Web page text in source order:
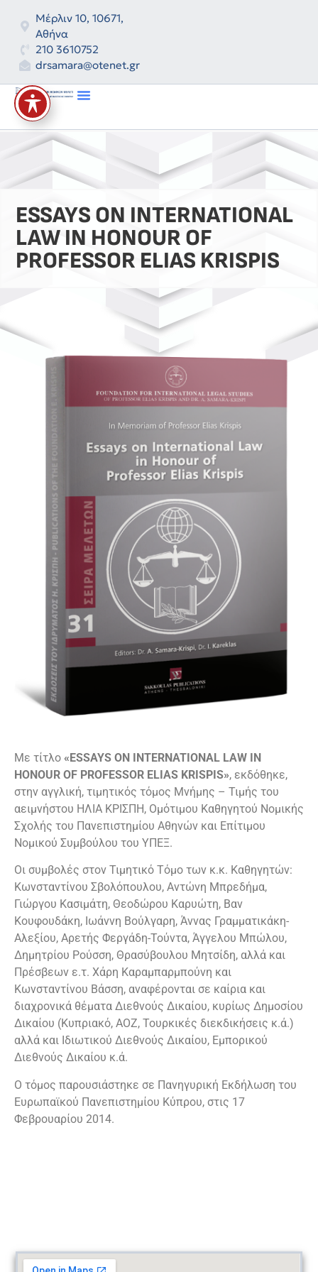
Μέρλιν 10, 10671,
Αθήνα
210 3610752
drsamara@otenet.gr
ESSAYS ON INTERNATIONAL
LAW IN HONOUR OF
PROFESSOR ELIAS KRISPIS
Με τίτλο «ESSAYS ON INTERNATIONAL LAW IN
HONOUR OF PROFESSOR ELIAS KRISPIS», εκδόθηκε,
στην αγγλική, τιμητικός τόμος Μνήμης – Τιμής του
αειμνήστου ΗΛΙΑ ΚΡΙΣΠΗ, Ομότιμου Καθηγητού Νομικής
Σχολής του Πανεπιστημίου Αθηνών και Επίτιμου
Νομικού Συμβούλου του ΥΠΕΞ.
Οι συμβολές στον Τιμητικό Τόμο των κ.κ. Καθηγητών:
Κωνσταντίνου Σβολόπουλου, Αντώνη Μπρεδήμα,
Γιώργου Κασιμάτη, Θεοδώρου Καρυώτη, Βαν
Κουφουδάκη, Ιωάννη Βούλγαρη, Άννας Γραμματικάκη-
Αλεξίου, Αρετής Φεργάδη-Τούντα, Άγγελου Μπώλου,
Δημητρίου Ρούσση, Θρασύβουλου Μητσίδη, αλλά και
Πρέσβεων ε.τ. Χάρη Καραμπαρμπούνη και
Κωνσταντίνου Βάσση, αναφέρονται σε καίρια και
διαχρονικά θέματα Διεθνούς Δικαίου, κυρίως Δημοσίου
Δικαίου (Κυπριακό, ΑΟΖ, Τουρκικές διεκδικήσεις κ.ά.)
αλλά και Ιδιωτικού Διεθνούς Δικαίου, Εμπορικού
Διεθνούς Δικαίου κ.ά.
Ο τόμος παρουσιάστηκε σε Πανηγυρική Εκδήλωση του
Ευρωπαϊκού Πανεπιστημίου Κύπρου, στις 17
Φεβρουαρίου 2014.